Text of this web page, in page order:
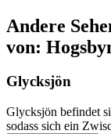
Andere
von:
Glycksjön
Glycksjön befindet
sodass sich ein